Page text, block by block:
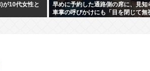
が10代女性と
早めに予約した通路側の席に、見知
車掌の呼びかけにも「目を閉じて無